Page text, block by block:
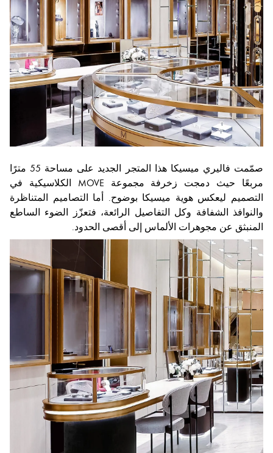
صمّمت فاليري ميسيكا هذا المتجر الجديد على مساحة 55 مترًا
مربعًا حيث دمجت زخرفة مجموعة MOVE الكلاسيكية في
التصميم ليعكس هوية ميسيكا بوضوح. أما التصاميم المتناظرة
والنوافذ الشفافة وكل التفاصيل الرائعة، فتعزّز الضوء الساطع
المنبثق عن مجوهرات الألماس إلى أقصى الحدود.